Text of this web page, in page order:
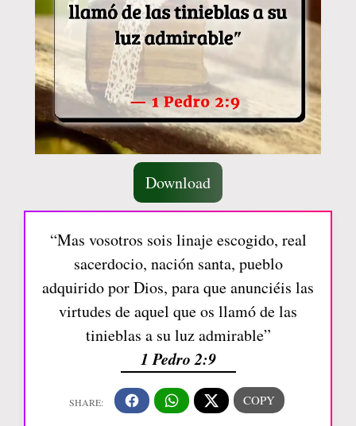
Download
“Mas vosotros sois linaje escogido, real
sacerdocio, nación santa, pueblo
adquirido por Dios, para que anunciéis las
virtudes de aquel que os llamó de las
tinieblas a su luz admirable”
1 Pedro 2:9